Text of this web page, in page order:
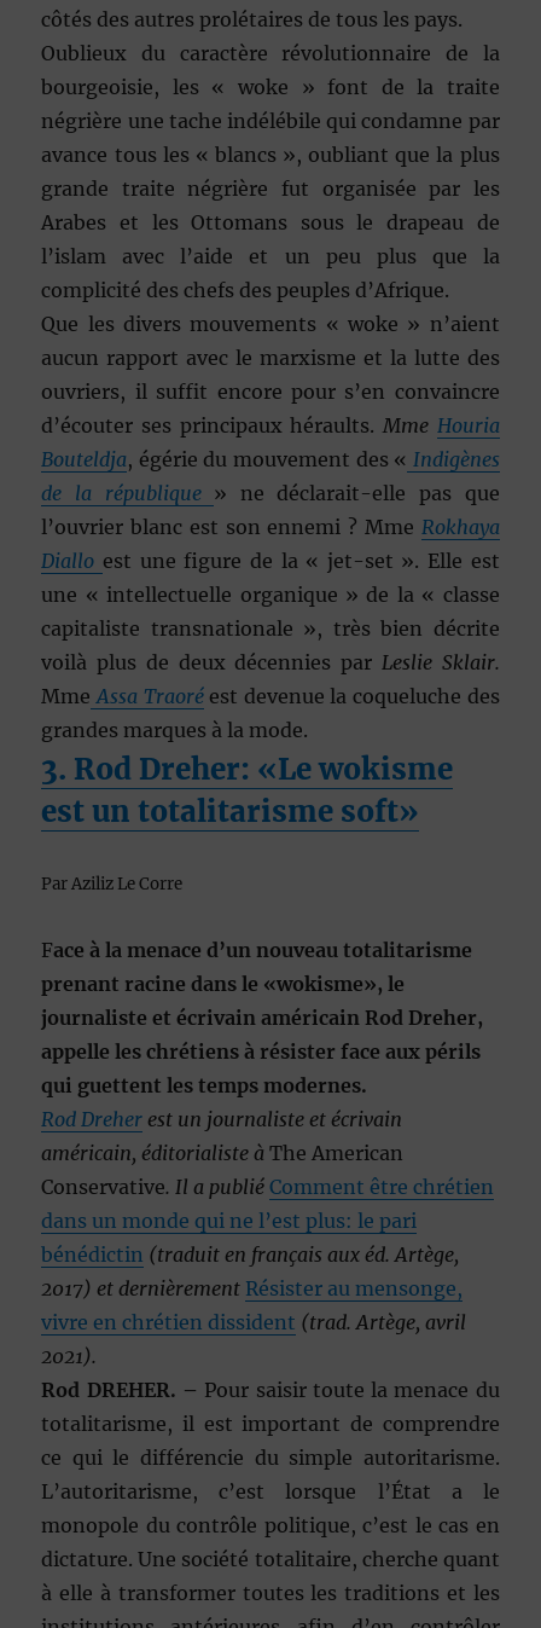
côtés des autres prolétaires de tous les pays.
Oublieux du caractère révolutionnaire de la
bourgeoisie, les « woke » font de la traite
négrière une tache indélébile qui condamne par
avance tous les « blancs », oubliant que la plus
grande traite négrière fut organisée par les
Arabes et les Ottomans sous le drapeau de
l’islam avec l’aide et un peu plus que la
complicité des chefs des peuples d’Afrique.
Que les divers mouvements « woke » n’aient
aucun rapport avec le marxisme et la lutte des
ouvriers, il suffit encore pour s’en convaincre
d’écouter ses principaux héraults. Mme Houria
Bouteldja, égérie du mouvement des « Indigènes
de la république » ne déclarait-elle pas que
l’ouvrier blanc est son ennemi ? Mme Rokhaya
Diallo est une figure de la « jet-set ». Elle est
une « intellectuelle organique » de la « classe
capitaliste transnationale », très bien décrite
voilà plus de deux décennies par Leslie Sklair.
Mme Assa Traoréest devenue la coqueluche des
grandes marques à la mode.
3. Rod Dreher: «Le wokisme
est un totalitarisme soft»
Par Aziliz Le Corre
Face à la menace d’un nouveau totalitarisme
prenant racine dans le «wokisme», le
journaliste et écrivain américain Rod Dreher,
appelle les chrétiens à résister face aux périls
qui guettent les temps modernes.
Rod Dreher est un journaliste et écrivain
américain, éditorialiste àThe American
Conservative. Il a publiéComment être chrétien
dans un monde qui ne l’est plus: le pari
bénédictin (traduit en français aux éd. Artège,
2017) et dernièrement Résister au mensonge,
vivre en chrétien dissident (trad. Artège, avril
2021).
Rod DREHER. – Pour saisir toute la menace du
totalitarisme, il est important de comprendre
ce qui le différencie du simple autoritarisme.
L’autoritarisme, c’est lorsque l’État a le
monopole du contrôle politique, c’est le cas en
dictature. Une société totalitaire, cherche quant
à elle à transformer toutes les traditions et les